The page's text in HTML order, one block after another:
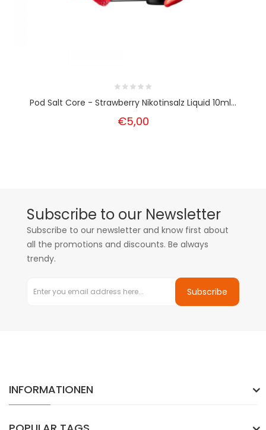
Pod Salt Core - Strawberry Nikotinsalz Liquid 10ml...
€5,00
Subscribe to our Newsletter
Subscribe to our newsletter and know first about
all the promotions and discounts. Be always
trendy.
Subscribe
INFORMATIONEN